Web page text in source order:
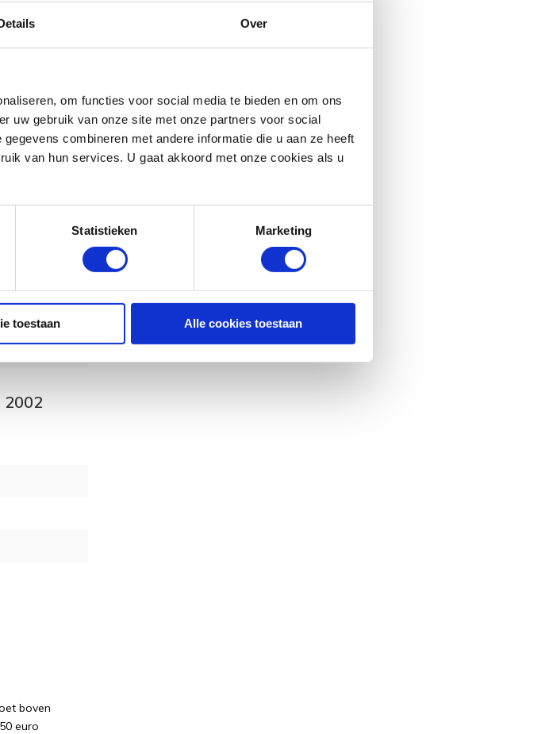
Over
om functies voor social media te bieden en om ons
uw gebruik van onze site met onze partners voor social
combineren met andere informatie die u aan ze heeft
van hun services. U gaat akkoord met onze cookies als u
Statistieken Marketing
toestaan Alle cookies toestaan
een
storen
en de
experts u
via de
2002
boven
euro